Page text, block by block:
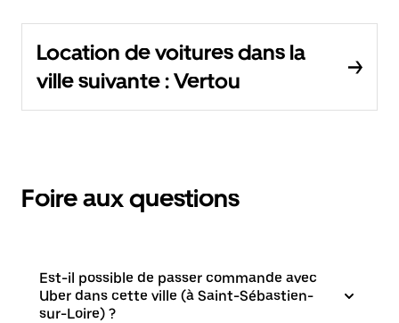
Location de voitures dans la
ville suivante : Vertou
Foire aux questions
Est-il possible de passer commande avec
Uber dans cette ville (à Saint-Sébastien-
sur-Loire) ?